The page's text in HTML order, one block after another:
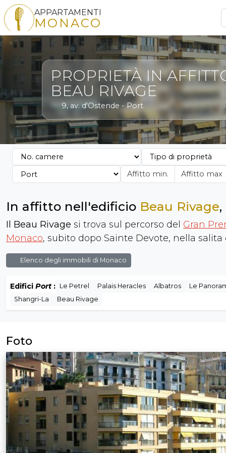
APPARTAMENTI
MONACO
PROPRIETÀ IN
BEAU RIVAGE
9, av. d'Ostende - Port
In affitto nell'edificio Beau Rivage
Il Beau Rivage si trova sul percorso del Gran
Monaco, subito dopo Sainte Devote, nella salita
Elenco degli immobili di Monaco
Edifici Port: Le Petrel Palais Heracles Albatros
Le
Shangri-La
Beau Rivage
Foto